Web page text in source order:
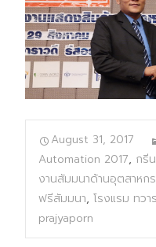
August 31, 2017
Automation 2017, กรี
งานสัมมนาด้านอุตสาหก
ฟรีสัมมนา, โรงแรม ทว
prajyaporn